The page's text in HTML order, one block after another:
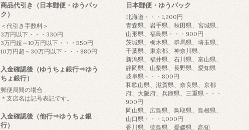
商品代引き（日本郵便・ゆうパッ
ク）
＜代引き手数料＞
3万円以下・・・330円
3万円超～10万円以下・・・550円
10万円超～30万円以下・・・880円
入金確認後（ゆうちょ銀行⇒ゆう
ちょ銀行）
郵便局間の場合
＊支店名は記号表記です。
入金確認後（他行⇒ゆうちょ銀
行）
日本郵便・ゆうパック
北海道・・・1,200円
青森県、岩手県、秋田県、宮城県、
山形県、福島県・・・900円
茨城県、栃木県、群馬県、埼玉県、
千葉県、東京都、神奈川県、
新潟県、福井県、石川県、富山県、
静岡県、山梨県、長野県、愛知県
岐阜県・・・800円
和歌山県、滋賀県、奈良県、京都
府、大阪府、兵庫県、三重県・・・
900円
岡山県、広島県、鳥取県、島根県、
山口県・・・1,000円
香川県、徳島県、愛媛県、高知